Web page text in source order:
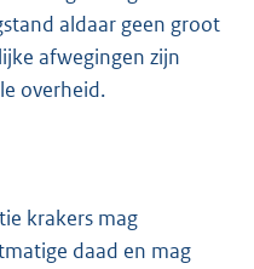
aldaar geen groot
afwegingen zijn
overheid.
krakers mag
daad en mag